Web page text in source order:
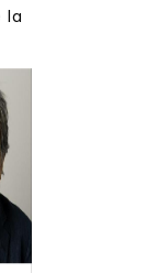
la